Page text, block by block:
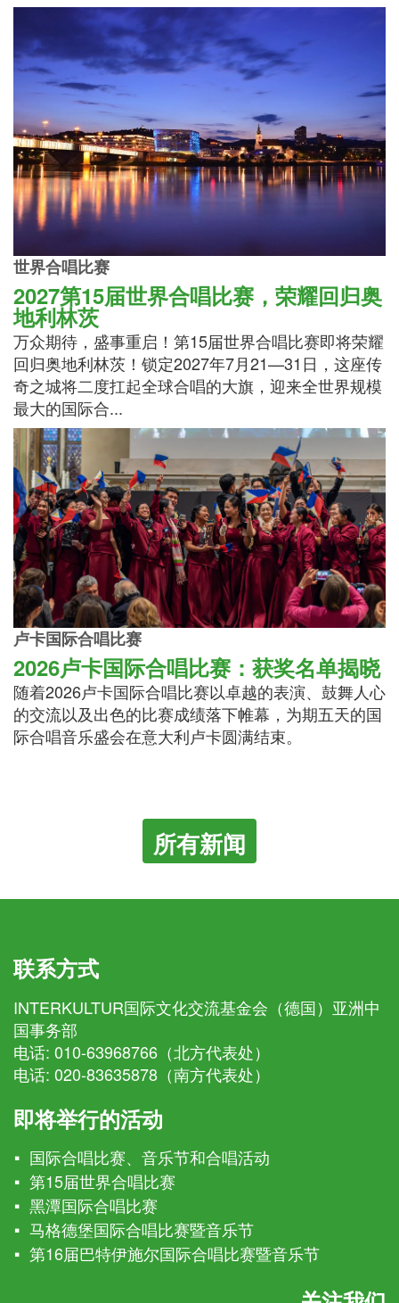
世界合唱比赛
2027第15届世界合唱比赛，荣耀回归奥
地利林茨
万众期待，盛事重启！第15届世界合唱比赛即将荣耀
回归奥地利林茨！锁定2027年7月21—31日，这座传
奇之城将二度扛起全球合唱的大旗，迎来全世界规模
最大的国际合...
卢卡国际合唱比赛
2026卢卡国际合唱比赛：获奖名单揭晓
随着2026卢卡国际合唱比赛以卓越的表演、鼓舞人心
的交流以及出色的比赛成绩落下帷幕，为期五天的国
际合唱音乐盛会在意大利卢卡圆满结束。
所有新闻
联系方式
INTERKULTUR国际文化交流基金会（德国）亚洲中
国事务部
电话: 010-63968766（北方代表处）
电话: 020-83635878（南方代表处）
即将举行的活动
国际合唱比赛、音乐节和合唱活动
第15届世界合唱比赛
黑潭国际合唱比赛
马格德堡国际合唱比赛暨音乐节
第16届巴特伊施尔国际合唱比赛暨音乐节